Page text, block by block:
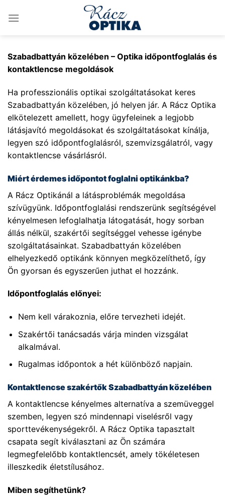
Szabadbattyán közelében – Optika időpontfoglalás és
kontaktlencse megoldások
Ha professzionális optikai szolgáltatásokat keres
Szabadbattyán közelében, jó helyen jár. A Rácz Optika
elkötelezett amellett, hogy ügyfeleinek a legjobb
látásjavító megoldásokat és szolgáltatásokat kínálja,
legyen szó időpontfoglalásról, szemvizsgálatról, vagy
kontaktlencse vásárlásról.
Miért érdemes időpontot foglalni optikánkba?
A Rácz Optikánál a látásproblémák megoldása
szívügyünk. Időpontfoglalási rendszerünk segítségével
kényelmesen lefoglalhatja látogatását, hogy sorban
állás nélkül, szakértői segítséggel vehesse igénybe
szolgáltatásainkat. Szabadbattyán közelében
elhelyezkedő optikánk könnyen megközelíthető, így
Ön gyorsan és egyszerűen juthat el hozzánk.
Időpontfoglalás előnyei:
Nem kell várakoznia, előre tervezheti idejét.
Szakértői tanácsadás várja minden vizsgálat
alkalmával.
Rugalmas időpontok a hét különböző napjain.
Kontaktlencse szakértők Szabadbattyán közelében
A kontaktlencse kényelmes alternatíva a szemüveggel
szemben, legyen szó mindennapi viselésről vagy
sporttevékenységekről. A Rácz Optika tapasztalt
csapata segít kiválasztani az Ön számára
legmegfelelőbb kontaktlencsét, amely tökéletesen
illeszkedik életstílusához.
Miben segíthetünk?